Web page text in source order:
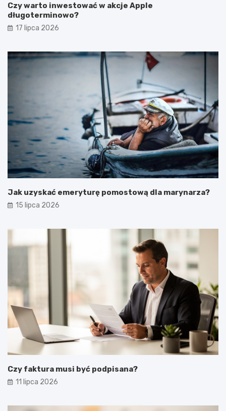
Czy warto inwestować w akcje Apple
długoterminowo?
17 lipca 2026
Jak uzyskać emeryturę pomostową dla marynarza?
15 lipca 2026
Czy faktura musi być podpisana?
11 lipca 2026